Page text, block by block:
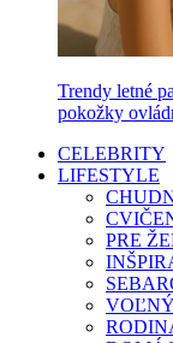
Trendy letné
pokožky
CELEBRITY
LIFESTYLE
PRE